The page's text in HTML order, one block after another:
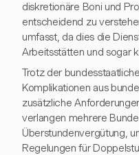
diskretionäre Boni und
entscheidend zu
umfasst, da dies die
Arbeitsstätten und sogar
Trotz der
Komplikationen aus
zusätzliche
verlangen mehrere
Überstundenvergütung,
Regelungen für